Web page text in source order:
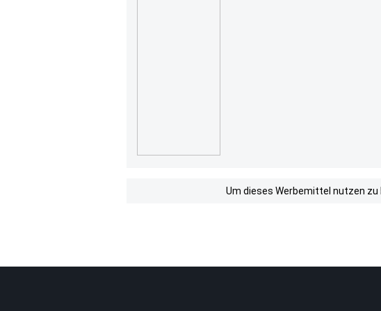
Um dieses Werbemittel nutzen zu